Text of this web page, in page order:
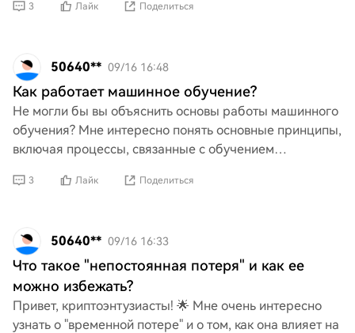
Любые
3 Лайк Поделиться
50640** 09/16 16:48
Как работает машинное обучение?
Не могли бы вы объяснить основы работы машинного
обучения? Мне интересно понять основные принципы,
включая процессы, связанные с обучением
системы улуч
3 Лайк Поделиться
50640** 09/16 16:33
Что такое "непостоянная потеря" и как ее
можно избежать?
Привет, криптоэнтузиасты! 🌟 Мне очень интересно
узнать о "временной потере" и о том, как она влияет на